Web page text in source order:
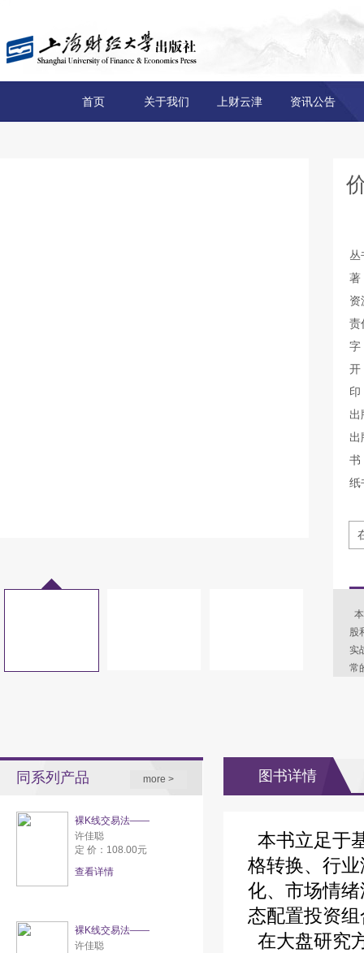
首页 关于我们 上财云津 资讯公告
丛
著
资
责
出
出
纸
股
实
常
同系列产品 more >
裸K线交易法——
许佳聪
定 价：108.00元
查看详情
裸K线交易法——
许佳聪
图书详情
本书立足于
格转换、行
化、市场情
态配置投资
在大盘研究